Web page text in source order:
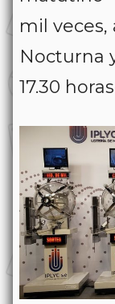
mil veces,
Nocturna
17.30